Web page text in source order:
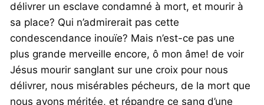
délivrer un esclave condamné à mort, et mourir à
sa place? Qui n’admirerait pas cette
condescendance inouïe? Mais n’est-ce pas une
plus grande merveille encore, ô mon âme! de voir
Jésus mourir sanglant sur une croix pour nous
délivrer, nous misérables pécheurs, de la mort que
nous avons méritée, et répandre ce sang d’une